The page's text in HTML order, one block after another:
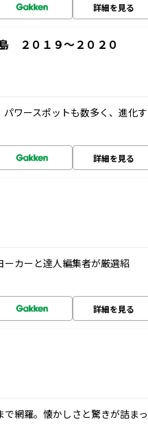
詳細を見る
２０１９～２０２０
ワースポットも数多く、進化す
詳細を見る
ーカーと達人編集者が厳選紹
詳細を見る
網羅。懐かしさと驚きが詰まっ